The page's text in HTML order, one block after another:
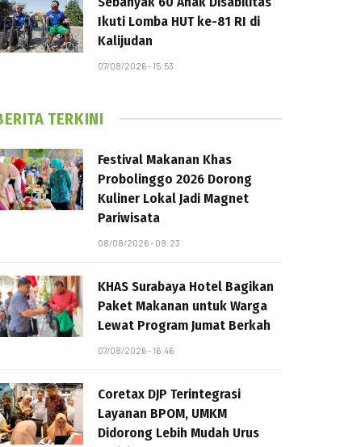
Ikuti Lomba HUT ke-81 RI di
Kalijudan
07/08/2026 - 15:53
TERKINI
Festival Makanan Khas
Probolinggo 2026 Dorong
Kuliner Lokal Jadi Magnet
Pariwisata
08/08/2026 - 09:23
KHAS Surabaya Hotel Bagikan
Paket Makanan untuk Warga
Lewat Program Jumat Berkah
07/08/2026 - 16:46
Coretax DJP Terintegrasi
Layanan BPOM, UMKM
Didorong Lebih Mudah Urus